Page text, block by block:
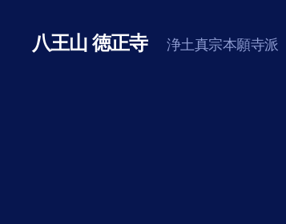
八王山 徳正寺 浄土真宗本願寺派